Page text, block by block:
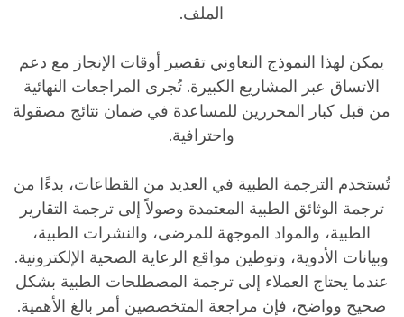
الملف.
يمكن لهذا النموذج التعاوني تقصير أوقات الإنجاز مع دعم
الاتساق عبر المشاريع الكبيرة. تُجرى المراجعات النهائية
من قبل كبار المحررين للمساعدة في ضمان نتائج مصقولة
واحترافية.
تُستخدم الترجمة الطبية في العديد من القطاعات، بدءًا من
ترجمة الوثائق الطبية المعتمدة وصولاً إلى ترجمة التقارير
الطبية، والمواد الموجهة للمرضى، والنشرات الطبية،
وبيانات الأدوية، وتوطين مواقع الرعاية الصحية الإلكترونية.
عندما يحتاج العملاء إلى ترجمة المصطلحات الطبية بشكل
صحيح وواضح، فإن مراجعة المتخصصين أمر بالغ الأهمية.